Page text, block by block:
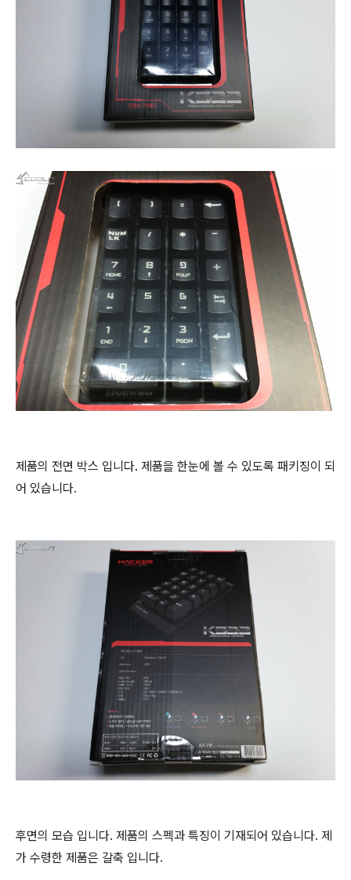
제품의 전면 박스 입니다. 제품을 한눈에 볼 수 있도록 패키징이 되
어 있습니다.
후면의 모습 입니다. 제품의 스펙과 특징이 기재되어 있습니다. 제
가 수령한 제품은 갈축 입니다.